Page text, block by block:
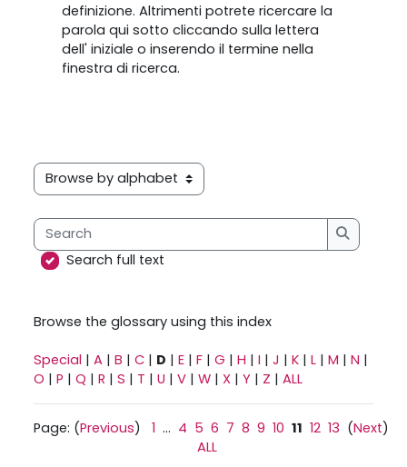
definizione. Altrimenti potrete ricercare la
parola qui sotto cliccando sulla lettera
dell' iniziale o inserendo il termine nella
finestra di ricerca.
Browse the glossary using this index
Search
Search
Search full text
Browse the glossary using this index
Special |A |B |C | D |E |F |G |H |I |J |K |L |M |N |
O |P |Q |R |S | T |U |V |W | X |Y | Z |ALL
Page: (Previous)1 ... 4 5 6 7 8 9 10 11 12 13 (Next)
ALL